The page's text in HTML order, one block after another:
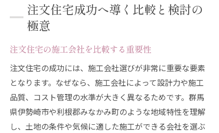
注文住宅成功へ導く比較と検討の
極意
注文住宅の施工会社を比較する重要性
注文住宅の成功には、施工会社選びが非常に重要な要素
となります。なぜなら、施工会社によって設計力や施工
品質、コスト管理の水準が大きく異なるためです。群馬
県伊勢崎市や利根郡みなかみ町のような地域特性を理解
し、土地の条件や気候に適した施工ができる会社を選ぶ